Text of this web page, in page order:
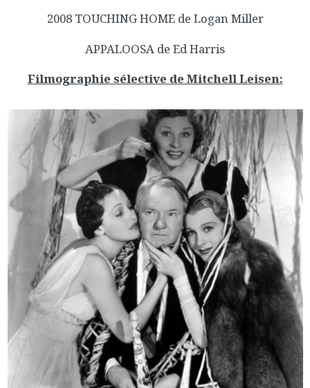
2008 TOUCHING HOME de Logan Miller
APPALOOSA de Ed Harris
Filmographie sélective de Mitchell Leisen: